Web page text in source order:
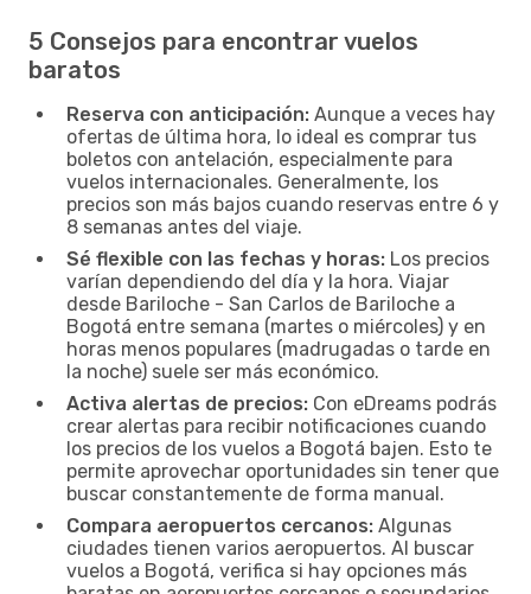
5 Consejos para encontrar vuelos
baratos
Reserva con anticipación: Aunque a veces hay
ofertas de última hora, lo ideal es comprar tus
boletos con antelación, especialmente para
vuelos internacionales. Generalmente, los
precios son más bajos cuando reservas entre 6 y
8 semanas antes del viaje.
Sé flexible con las fechas y horas: Los precios
varían dependiendo del día y la hora. Viajar
desde Bariloche - San Carlos de Bariloche a
Bogotá entre semana (martes o miércoles) y en
horas menos populares (madrugadas o tarde en
la noche) suele ser más económico.
Activa alertas de precios: Con eDreams podrás
crear alertas para recibir notificaciones cuando
los precios de los vuelos a Bogotá bajen. Esto te
permite aprovechar oportunidades sin tener que
buscar constantemente de forma manual.
Compara aeropuertos cercanos: Algunas
ciudades tienen varios aeropuertos. Al buscar
vuelos a Bogotá, verifica si hay opciones más